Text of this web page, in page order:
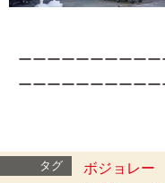
ーーーーーーーーー
ーーーーーーーーー
タグ ボジョレー